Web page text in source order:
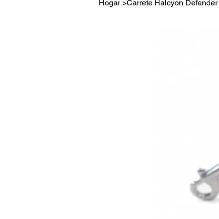
Hogar >Carrete Halcyon Defender